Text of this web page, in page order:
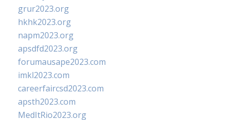
grur2023.org
hkhk2023.org
napm2023.org
apsdfd2023.org
forumausape2023.com
imkl2023.com
careerfaircsd2023.com
apsth2023.com
MedItRio2023.org